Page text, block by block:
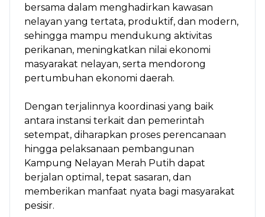
bersama dalam menghadirkan kawasan
nelayan yang tertata, produktif, dan modern,
sehingga mampu mendukung aktivitas
perikanan, meningkatkan nilai ekonomi
masyarakat nelayan, serta mendorong
pertumbuhan ekonomi daerah.
Dengan terjalinnya koordinasi yang baik
antara instansi terkait dan pemerintah
setempat, diharapkan proses perencanaan
hingga pelaksanaan pembangunan
Kampung Nelayan Merah Putih dapat
berjalan optimal, tepat sasaran, dan
memberikan manfaat nyata bagi masyarakat
pesisir.